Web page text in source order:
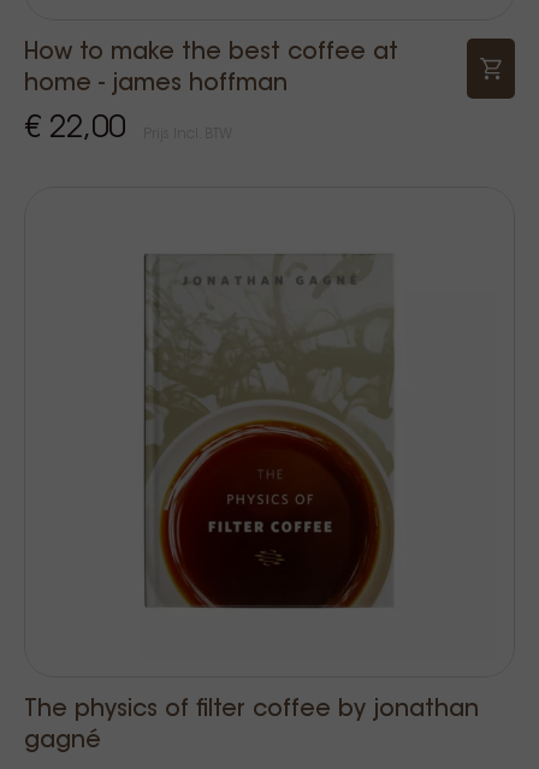
How to make the best coffee at
home - james hoffman
€ 22,00
The physics of filter coffee by jonathan
gagné